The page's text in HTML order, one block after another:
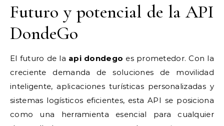
Futuro y potencial de la API
DondeGo
El futuro de la api dondego es prometedor. Con la
creciente demanda de soluciones de movilidad
inteligente, aplicaciones turísticas personalizadas y
sistemas logísticos eficientes, esta API se posiciona
como una herramienta esencial para cualquier